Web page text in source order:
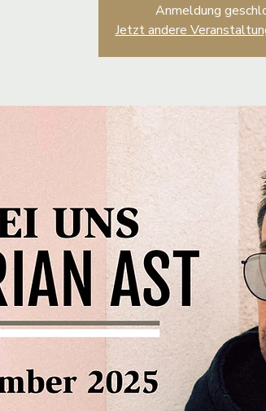
Anmeldung
Jetzt andere